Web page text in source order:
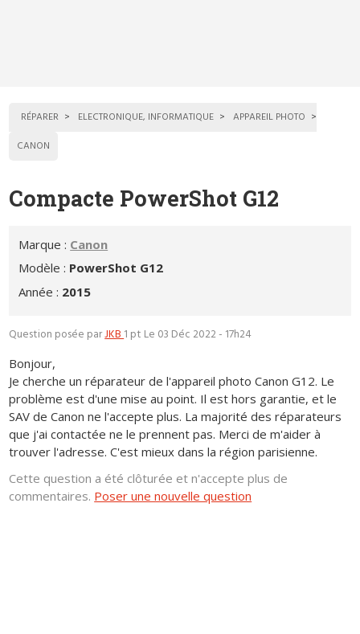
RÉPARER ELECTRONIQUE, INFORMATIQUE
APPAREIL PHOTO
CANON
Compacte PowerShot G12
Marque : Canon
Modèle : PowerShot G12
Année : 2015
Question posée parJKB1 pt Le 03 Déc 2022 - 17h24
Bonjour,
Je cherche un réparateur de l'appareil photo Canon G12. Le
problème est d'une mise au point. Il est hors garantie, et le
SAV de Canon ne l'accepte plus. La majorité des réparateurs
que j'ai contactée ne le prennent pas. Merci de m'aider à
trouver l'adresse. C'est mieux dans la région parisienne.
Cette question a été clôturée et n'accepte plus de
commentaires. Poser une nouvelle question